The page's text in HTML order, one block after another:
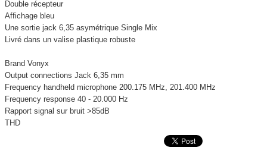
Double récepteur
Affichage bleu
Une sortie jack 6,35 asymétrique Single Mix
Livré dans un valise plastique robuste
Brand Vonyx
Output connections Jack 6,35 mm
Frequency handheld microphone 200.175 MHz, 201.400 MHz
Frequency response 40 - 20.000 Hz
Rapport signal sur bruit >85dB
THD